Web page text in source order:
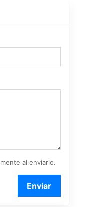
al enviarlo.
Enviar